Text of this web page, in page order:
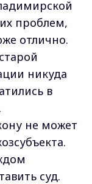
проблем,
отлично.
никуда
в
не может
суд.